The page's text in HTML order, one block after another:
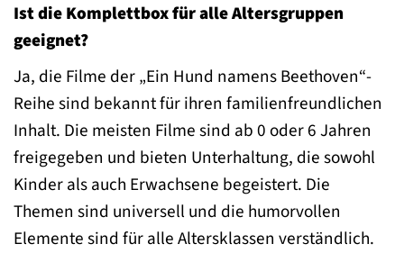
Ist die Komplettbox für alle Altersgruppen
geeignet?
Ja, die Filme der „Ein Hund namens Beethoven“-
Reihe sind bekannt für ihren familienfreundlichen
Inhalt. Die meisten Filme sind ab 0 oder 6 Jahren
freigegeben und bieten Unterhaltung, die sowohl
Kinder als auch Erwachsene begeistert. Die
Themen sind universell und die humorvollen
Elemente sind für alle Altersklassen verständlich.